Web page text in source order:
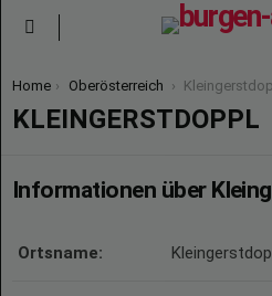
You are here:
Home Oberösterreich
KLEINGERSTDOPPL
Informationen über
Ortsname: